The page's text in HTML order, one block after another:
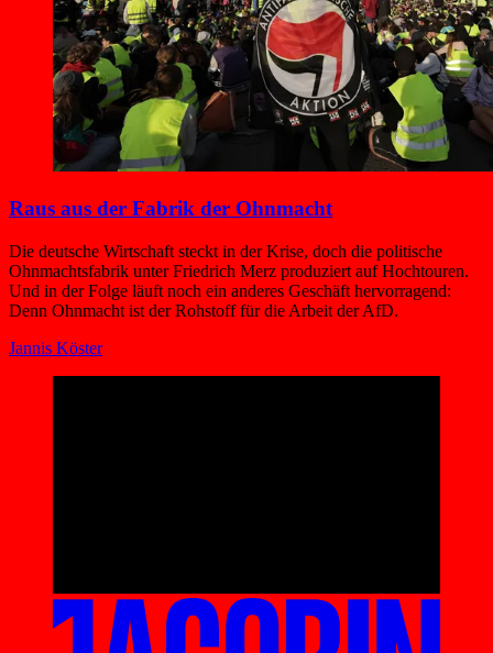
Raus aus der Fabrik der Ohnmacht
Die deutsche Wirtschaft steckt in der Krise, doch die politische
Ohnmachtsfabrik unter Friedrich Merz produziert auf Hochtouren.
Und in der Folge läuft noch ein anderes Geschäft hervorragend:
Denn Ohnmacht ist der Rohstoff für die Arbeit der AfD.
Jannis Köster